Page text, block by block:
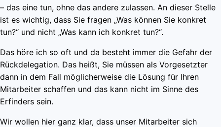
– das eine tun, ohne das andere zulassen. An dieser Stelle
ist es wichtig, dass Sie fragen „Was können Sie konkret
tun?“ und nicht „Was kann ich konkret tun?“.
Das höre ich so oft und da besteht immer die Gefahr der
Rückdelegation. Das heißt, Sie müssen als Vorgesetzter
dann in dem Fall möglicherweise die Lösung für Ihren
Mitarbeiter schaffen und das kann nicht im Sinne des
Erfinders sein.
Wir wollen hier ganz klar, dass unser Mitarbeiter sich